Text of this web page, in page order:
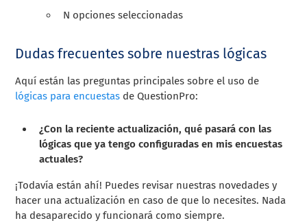
N opciones seleccionadas
Dudas frecuentes sobre nuestras lógicas
Aquí están las preguntas principales sobre el uso de
lógicas para encuestas de QuestionPro:
¿Con la reciente actualización, qué pasará con las
lógicas que ya tengo configuradas en mis encuestas
actuales?
¡Todavía están ahí! Puedes revisar nuestras novedades y
hacer una actualización en caso de que lo necesites. Nada
ha desaparecido y funcionará como siempre.